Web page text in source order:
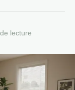
lecture